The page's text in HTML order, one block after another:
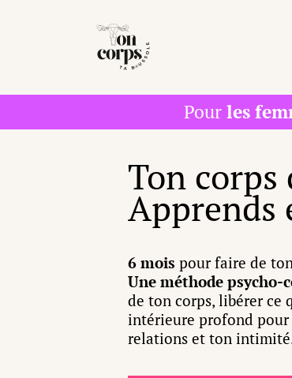
Pourles
Ton corps
Apprends
6 mois pour faire de
Une méthode psycho-
de ton corps, libérer ce
intérieure profond pour
relations et ton